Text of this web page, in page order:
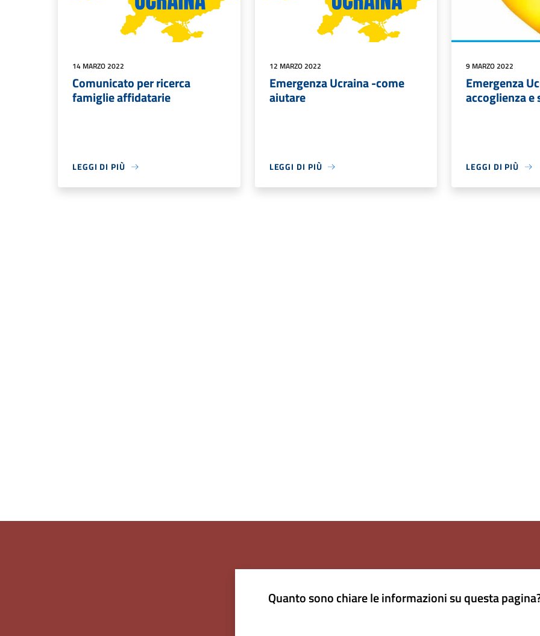
14 MARZO 2022
Comunicato per ricerca
famiglie affidatarie
LEGGI DI PIÙ
12 MARZO 2022
Emergenza Ucraina -come
aiutare
LEGGI DI PIÙ
9 MARZO 2022
Emergenza
accoglienza
LEGGI DI PIÙ
Quanto sono chiare le informazioni su questa